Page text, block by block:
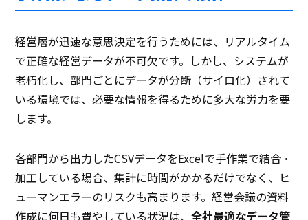
経営層が迅速な意思決定を行うためには、リアルタイム
で正確な経営データが不可欠です。しかし、システムが
老朽化し、部門ごとにデータが分断（サイロ化）されて
いる環境では、必要な情報を得るために多大な労力を要
します。
各部門から出力したCSVデータをExcelで手作業で結合・
加工している場合、集計に時間がかかるだけでなく、ヒ
ューマンエラーのリスクも高まります。経営会議の資料
作成に何日も費やしている状況は、全社最適なデータ管